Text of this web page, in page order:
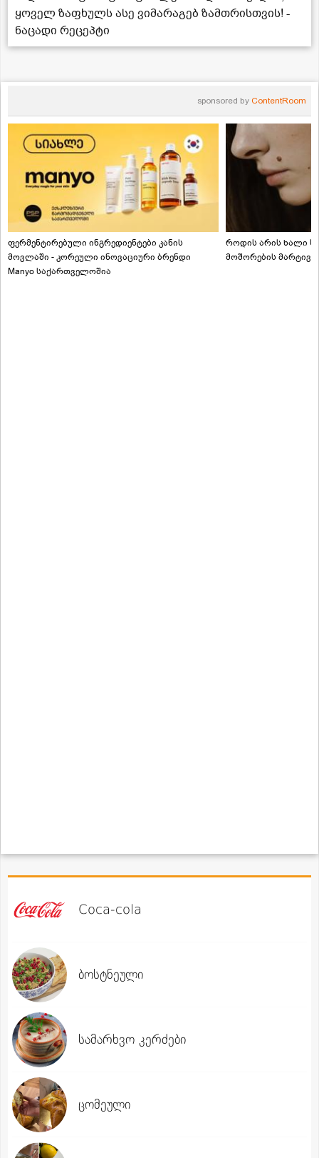
ყოველ ზაფხულს ასე ვიმარაგებ ზამთრისთვის! -
ნაცადი რეცეპტი
sponsored by ContentRoom
ფერმენტირებული ინგრედიენტები კანის
მოვლაში - კორეული ინოვაციური ბრენდი
Manyo საქართველოშია
როდის არის ხალი
მოშორების
Coca-cola
ბოსტნეული
სამარხვო კერძები
ცომეული